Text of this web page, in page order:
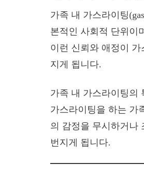
가족 내 가스라이팅
본적인 사회적 단위이
이런 신뢰와 애정이
지게 됩니다.
가족 내 가스라이팅의
가스라이팅을 하는 가
의 감정을 무시하거나
번지게 됩니다.